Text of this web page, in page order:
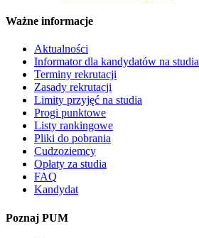
Ważne informacje
Aktualności
Informator dla kandydatów na studia
Terminy rekrutacji
Zasady rekrutacji
Limity przyjęć na studia
Progi punktowe
Listy rankingowe
Pliki do pobrania
Cudzoziemcy
Opłaty za studia
FAQ
Kandydat
Poznaj PUM